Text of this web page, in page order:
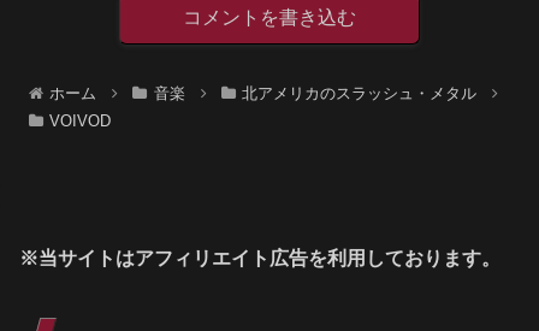
コメントを書き込む
ホーム 音楽
北アメリカのスラッシュ・メタル
VOIVOD
※当サイトはアフィリエイト広告を利用しております。